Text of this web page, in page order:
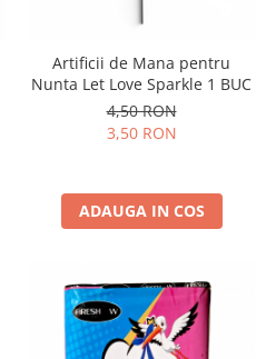
Artificii de Mana pentru
Nunta Let Love Sparkle 1 BUC
4,50 RON
3,50 RON
ADAUGA IN COS